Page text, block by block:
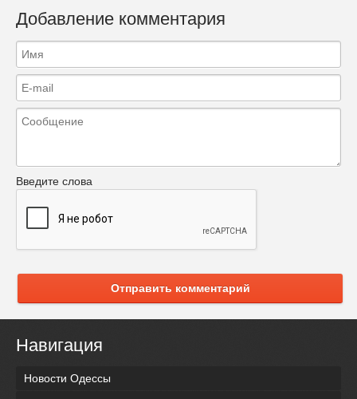
Добавление комментария
Введите слова
Отправить комментарий
Навигация
Новости Одессы